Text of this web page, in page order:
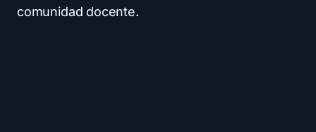
comunidad docente.